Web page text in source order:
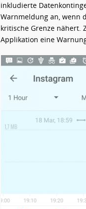
inkludierte
Warnmeldung an, wenn
kritische Grenze nähert.
Applikation eine